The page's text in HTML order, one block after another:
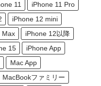
11
iPhone 11 Pro
iPhone 12 mini
Max
iPhone 12以降
15
iPhone App
Mac App
MacBookファミリー